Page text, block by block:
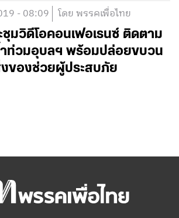
- 08:09 โดย พรรคเพื่อไทย
ชุมวิดีโอคอนเฟอเรนซ์ ติดตาม
ท่วมอุบลฯ พร้อมปล่อยขบวน
ของช่วยผู้ประสบภัย